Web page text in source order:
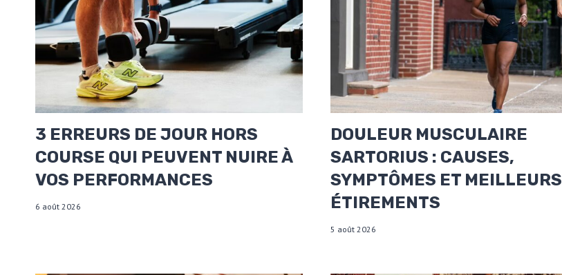
3 ERREURS DE JOUR HORS
COURSE QUI PEUVENT NUIRE À
VOS PERFORMANCES
6 août 2026
DOULEUR MUSCULAIRE
SARTORIUS : CAUSES,
SYMPTÔMES ET MEILLEURS
ÉTIREMENTS
5 août 2026